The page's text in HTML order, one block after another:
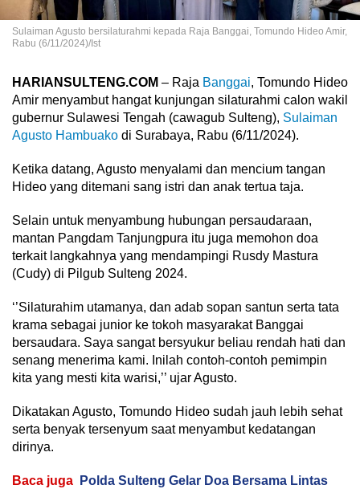
Sulaiman Agusto bersilaturahmi kepada Raja Banggai, Tomundo Hideo Amir,
Rabu (6/11/2024)/Ist
HARIANSULTENG.COM – Raja Banggai, Tomundo Hideo
Amir menyambut hangat kunjungan silaturahmi calon wakil
gubernur Sulawesi Tengah (cawagub Sulteng), Sulaiman
Agusto Hambuako di Surabaya, Rabu (6/11/2024).
Ketika datang, Agusto menyalami dan mencium tangan
Hideo yang ditemani sang istri dan anak tertua taja.
Selain untuk menyambung hubungan persaudaraan,
mantan Pangdam Tanjungpura itu juga memohon doa
terkait langkahnya yang mendampingi Rusdy Mastura
(Cudy) di Pilgub Sulteng 2024.
‘’Silaturahim utamanya, dan adab sopan santun serta tata
krama sebagai junior ke tokoh masyarakat Banggai
bersaudara. Saya sangat bersyukur beliau rendah hati dan
senang menerima kami. Inilah contoh-contoh pemimpin
kita yang mesti kita warisi,’’ ujar Agusto.
Dikatakan Agusto, Tomundo Hideo sudah jauh lebih sehat
serta benyak tersenyum saat menyambut kedatangan
dirinya.
Baca juga
Polda Sulteng Gelar Doa Bersama Lintas